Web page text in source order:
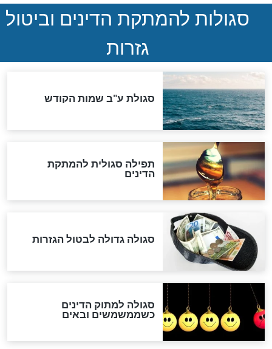
המסמך האבוד שנחשף
במרתפי מוסקבה: כתב היד
הנדיר של הרשב"ם התגלה
"מודה לקב"ה על כל השנים"
לכל המאמרים
אחרית הימים
האם אפשר לחשב את הקץ?